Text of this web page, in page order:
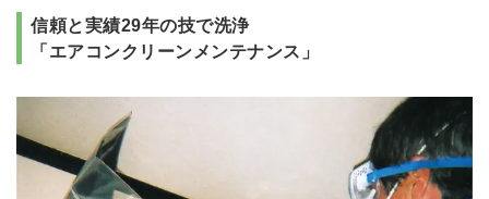
信頼と実績29年の技で洗浄
「エアコンクリーンメンテナンス」